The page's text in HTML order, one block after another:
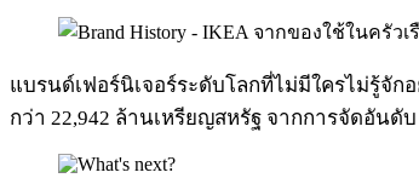
แบรนด์เฟอร์นิเจอร์ระดับโลกที่ไม่มีใครไม่รู้จั
กว่า 22,942 ล้านเหรียญสหรัฐ จากการจัดอันดั